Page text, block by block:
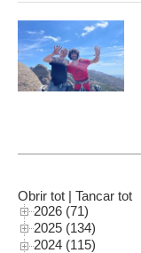
Obrir tot | Tancar tot
2026 (71)
2025 (134)
2024 (115)